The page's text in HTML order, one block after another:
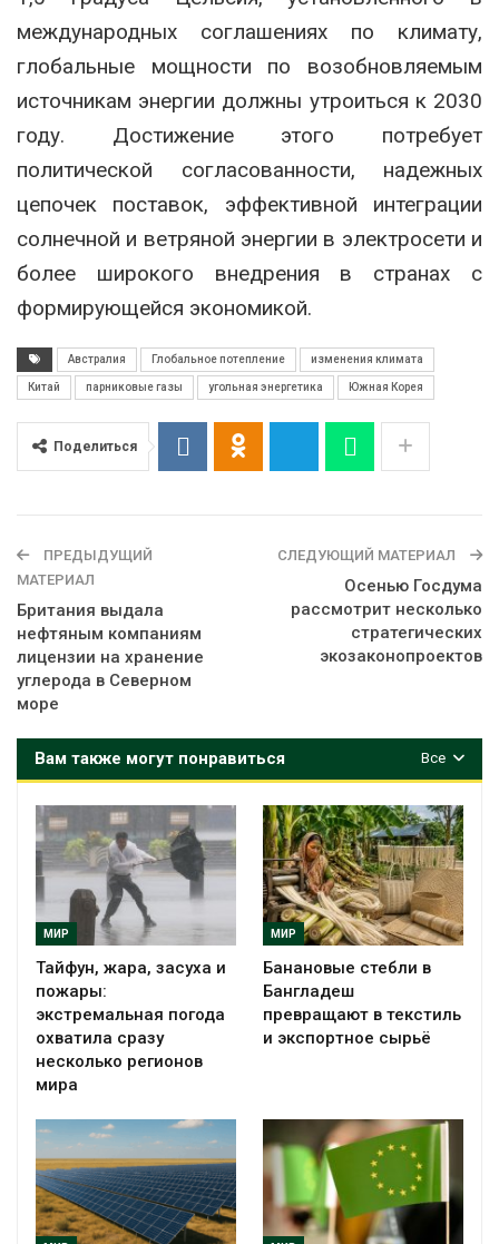
международных соглашениях по климату,
глобальные мощности по возобновляемым
источникам энергии должны утроиться к 2030
году. Достижение этого потребует
политической согласованности, надежных
цепочек поставок, эффективной интеграции
солнечной и ветряной энергии в электросети и
более широкого внедрения в странах с
формирующейся экономикой.
Австралия Глобальное потепление изменения климата
Китай парниковые газы угольная энергетика Южная Корея
Поделиться
ПРЕДЫДУЩИЙ
МАТЕРИАЛ
Британия выдала
нефтяным компаниям
лицензии на хранение
углерода в Северном
море
СЛЕДУЮЩИЙ МАТЕРИАЛ
Осенью Госдума
рассмотрит несколько
стратегических
экозаконопроектов
Все
Вам также могут понравиться
МИР
Тайфун, жара, засуха и
пожары:
экстремальная погода
охватила сразу
несколько регионов
мира
МИР
Банановые стебли в
Бангладеш
превращают в текстиль
и экспортное сырьё